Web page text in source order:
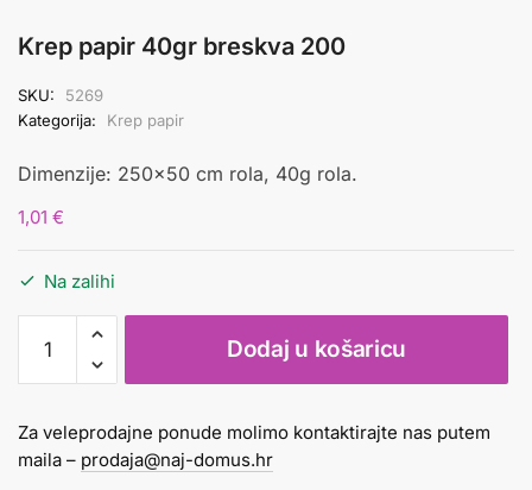
Krep papir 40gr breskva 200
SKU:
5269
Kategorija:
Krep papir
Dimenzije: 250×50 cm rola, 40g rola.
1,01 €
Na zalihi
papir
40gr
200
količina
Dodaj u košaricu
Za veleprodajne ponude molimo kontaktirajte nas putem
maila – prodaja@naj-domus.hr